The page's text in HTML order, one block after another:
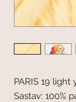
PARIS 19 light
Sastav: 100%